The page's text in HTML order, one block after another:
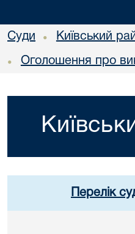
Суди • Київський
• Оголошення про
Перелік